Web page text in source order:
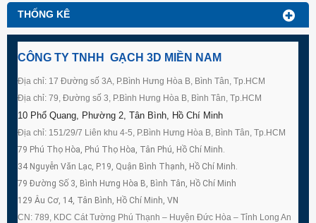
THỐNG KÊ
CÔNG TY TNHH GẠCH 3D MIỀN NAM
Địa chỉ: 17 Đường số 3A, P.Bình Hưng Hòa B, Bình Tân, Tp.HCM
Địa chỉ: 79, Đường số 3, P.Bình Hưng Hòa B, Bình Tân, Tp.HCM
10 Phổ Quang, Phường 2, Tân Bình, Hồ Chí Minh
Địa chỉ: 151/29/7 Liên khu 4-5, P.Bình Hưng Hòa B, Bình Tân, Tp.HCM
79 Phú Thọ Hòa, Phú Thọ Hòa, Tân Phú, Hồ Chí Minh.
34 Nguyễn Văn Lạc, P.19, Quận Bình Thạnh, Hồ Chí Minh.
79 Đường Số 3, Bình Hưng Hòa B, Bình Tân, Hồ Chí Minh
129 Âu Cơ, 14, Tân Bình, Hồ Chí Minh, VN
CN: 789, KDC Cát Tường Phú Thạnh – Huyện Đức Hòa – Tỉnh Long An